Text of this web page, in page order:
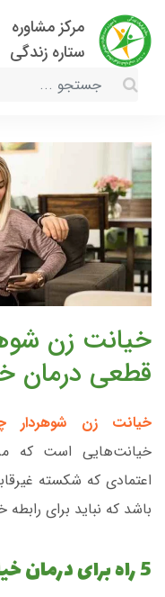
مرکز مشاوره
ستاره زندگی
خیانت زن
قطعی درمان
خیانت زن شوهردار
خیانت‌هایی است که
اعتمادی که شکسته
باشد که نباید برای
5 راه برای درمان خیانت زن شوهردار